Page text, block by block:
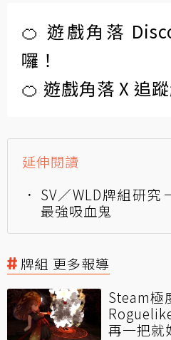
🍊 遊戲角落
囉！
🍊 遊戲角落 X 追
延伸閱讀
SV／WLD牌組研
最強吸血鬼
牌組 更多報導
Steam極
再一把就